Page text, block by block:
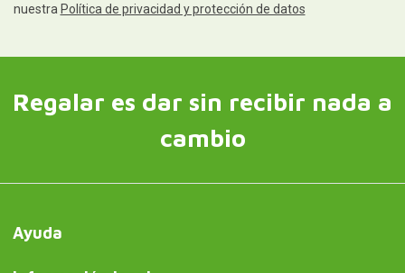
nuestra Política de privacidad y protección de datos
Regalar es dar sin recibir nada a
cambio
Ayuda